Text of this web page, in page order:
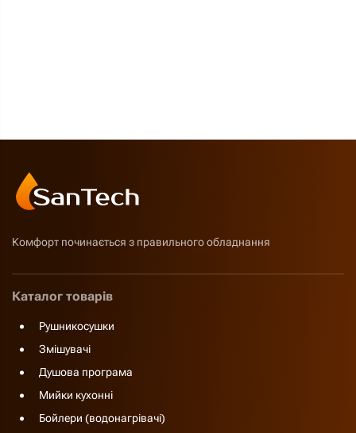
Комфорт починається з правильного обладнання
Каталог товарів
Рушникосушки
Змішувачі
Душова програма
Мийки кухонні
Бойлери (водонагрівачі)